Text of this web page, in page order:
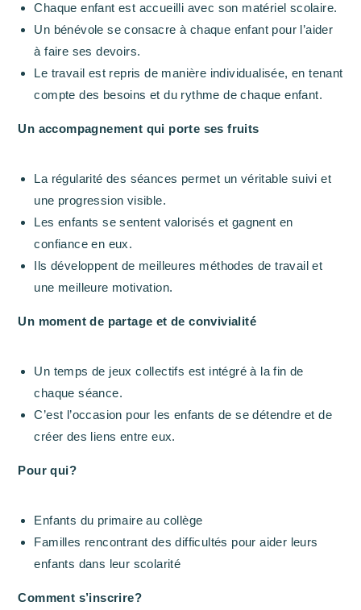
Chaque enfant est accueilli avec son matériel scolaire.
Un bénévole se consacre à chaque enfant pour l’aider
à faire ses devoirs.
Le travail est repris de manière individualisée, en tenant
compte des besoins et du rythme de chaque enfant.
Un accompagnement qui porte ses fruits
La régularité des séances permet un véritable suivi et
une progression visible.
Les enfants se sentent valorisés et gagnent en
confiance en eux.
Ils développent de meilleures méthodes de travail et
une meilleure motivation.
Un moment de partage et de convivialité
Un temps de jeux collectifs est intégré à la fin de
chaque séance.
C’est l’occasion pour les enfants de se détendre et de
créer des liens entre eux.
Pour qui?
Enfants du primaire au collège
Familles rencontrant des difficultés pour aider leurs
enfants dans leur scolarité
Comment s’inscrire?